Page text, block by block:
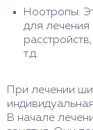
Ноотропы.
для лечения
т.д.
При лечении
В начале